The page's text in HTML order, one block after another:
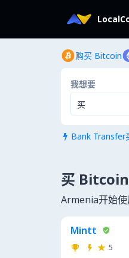
购买 Bitcoin
我想要
买
 Bank Transfer
买
Armenia开始
Mintt
5